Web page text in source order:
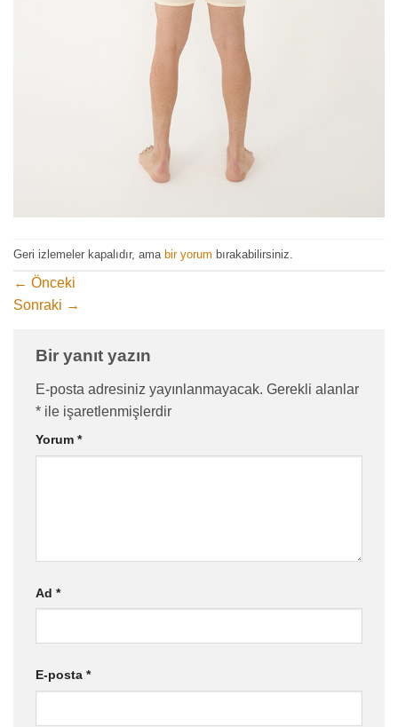
Geri izlemeler kapalıdır, ama bir yorum bırakabilirsiniz.
← Önceki
Sonraki →
Bir yanıt yazın
E-posta adresiniz yayınlanmayacak. Gerekli alanlar
* ile işaretlenmişlerdir
Yorum *
Ad *
E-posta *